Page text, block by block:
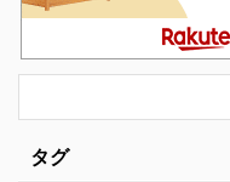
タグ